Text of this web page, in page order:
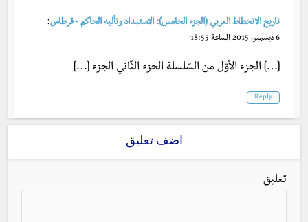
تاريخ الانحطاط العربي (الجزء الخامس): الاستبداد وتأليه الحاكم - قرطاس:
6 ديسمبر، 2015 الساعة 18:55
[…] الجزء الأوّل من السّلسلة الجزء الثّاني الجزء […]
Reply
اضف تعليق
تعليق